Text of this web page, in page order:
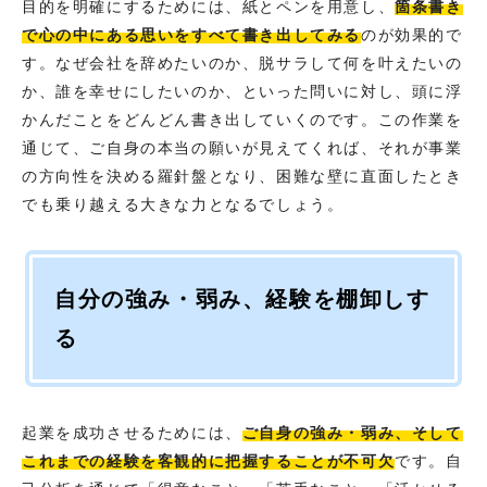
目的を明確にするためには、紙とペンを用意し、箇条書き
で心の中にある思いをすべて書き出してみるのが効果的で
す。なぜ会社を辞めたいのか、脱サラして何を叶えたいの
か、誰を幸せにしたいのか、といった問いに対し、頭に浮
かんだことをどんどん書き出していくのです。この作業を
通じて、ご自身の本当の願いが見えてくれば、それが事業
の方向性を決める羅針盤となり、困難な壁に直面したとき
でも乗り越える大きな力となるでしょう。
自分の強み・弱み、経験を棚卸しす
る
起業を成功させるためには、 ご自身の強み・弱み、そして
これまでの経験を客観的に把握することが不可欠です。自